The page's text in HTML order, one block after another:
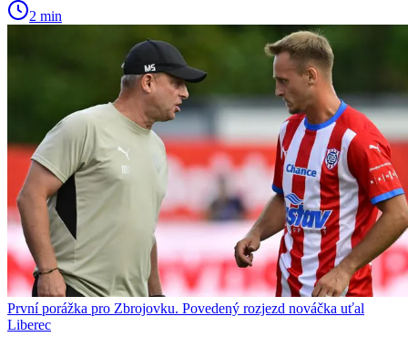
2 min
První porážka pro Zbrojovku. Povedený rozjezd nováčka uťal
Liberec